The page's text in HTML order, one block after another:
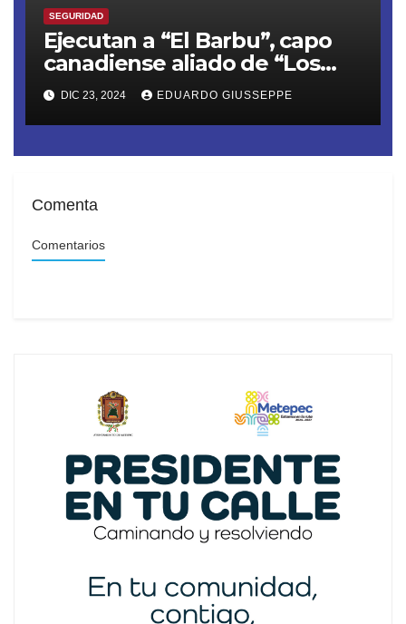
SEGURIDAD
Ejecutan a “El Barbu”, capo
canadiense aliado de “Los
Chapitos”, en Playa del
Carmen
DIC 23, 2024 EDUARDO GIUSSEPPE
Comenta
Comentarios